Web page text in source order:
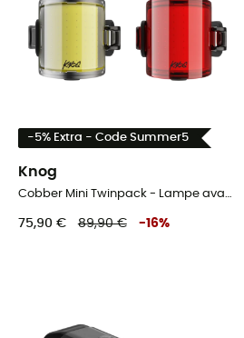
-5% Extra - Code Summer5
Knog
Cobber Mini Twinpack - Lampe avant vélo
75,90 € 89,90 € -16%